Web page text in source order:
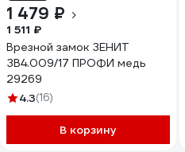
1 479 ₽
1 511 ₽
Врезной замок ЗЕНИТ
ЗВ4.009/17 ПРОФИ медь
29269
4.3(16)
В корзину